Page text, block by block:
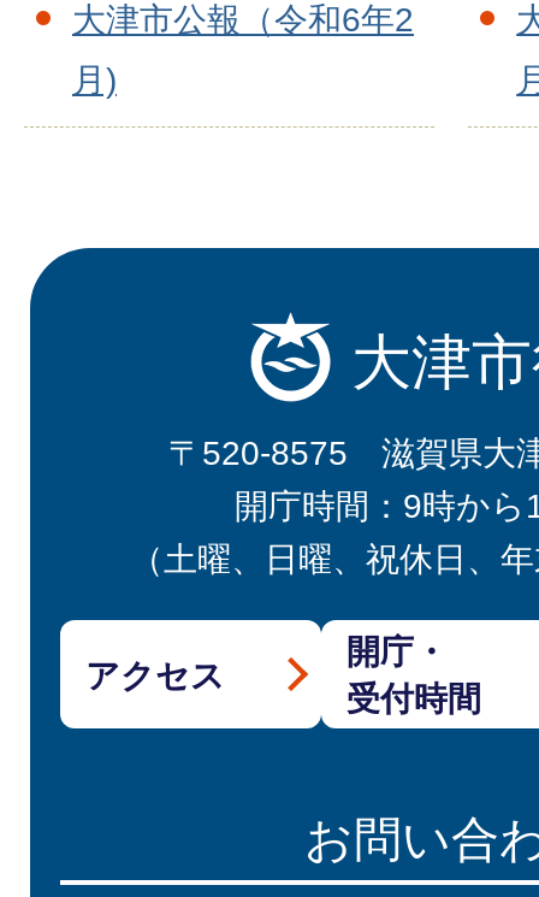
大津市公報（令和6年2
月)
大津
〒520-8575 滋賀県大
開庁時間：9時から
（土曜、日曜、祝休日、
アクセス
開庁・
受付時間
お問い合